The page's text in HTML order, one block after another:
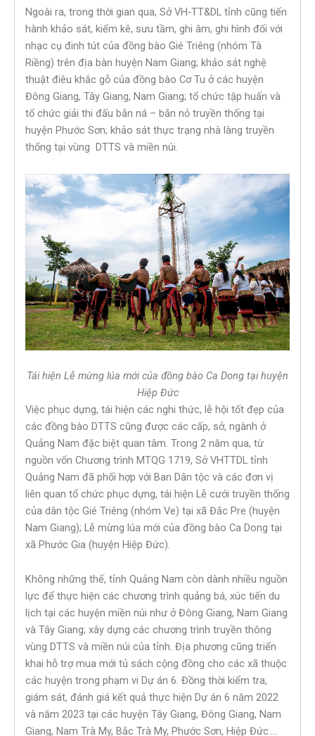
Ngoài ra, trong thời gian qua, Sở VH-TT&DL tỉnh cũng tiến
hành khảo sát, kiểm kê, sưu tầm, ghi âm, ghi hình đối với
nhạc cụ đinh tút của đồng bào Gié Triêng (nhóm Tà
Riềng) trên địa bàn huyện Nam Giang; khảo sát nghệ
thuật điêu khắc gỗ của đồng bào Cơ Tu ở các huyện
Đông Giang, Tây Giang, Nam Giang; tổ chức tập huấn và
tổ chức giải thi đấu bắn ná – bắn nỏ truyền thống tại
huyện Phước Sơn; khảo sát thực trạng nhà làng truyền
thống tại vùng DTTS và miền núi.
Tái hiện Lễ mừng lúa mới của đồng bào Ca Dong tại huyện
Hiệp Đức
Việc phục dựng, tái hiện các nghi thức, lễ hội tốt đẹp của
các đồng bào DTTS cũng được các cấp, sở, ngành ở
Quảng Nam đặc biệt quan tâm. Trong 2 năm qua, từ
nguồn vốn Chương trình MTQG 1719, Sở VHTTDL tỉnh
Quảng Nam đã phối hợp với Ban Dân tộc và các đơn vị
liên quan tổ chức phục dựng, tái hiện Lễ cưới truyền thống
của dân tộc Gié Triêng (nhóm Ve) tại xã Đắc Pre (huyện
Nam Giang); Lễ mừng lúa mới của đồng bào Ca Dong tại
xã Phước Gia (huyện Hiệp Đức).
Không những thế, tỉnh Quảng Nam còn dành nhiều nguồn
lực để thực hiện các chương trình quảng bá, xúc tiến du
lịch tại các huyện miền núi như ở Đông Giang, Nam Giang
và Tây Giang; xây dựng các chương trình truyền thông
vùng DTTS và miền núi của tỉnh. Địa phương cũng triển
khai hỗ trợ mua mới tủ sách cộng đồng cho các xã thuộc
các huyện trong phạm vi Dự án 6. Đồng thời kiểm tra,
giám sát, đánh giá kết quả thực hiện Dự án 6 năm 2022
và năm 2023 tại các huyện Tây Giang, Đông Giang, Nam
Giang, Nam Trà My, Bắc Trà My, Phước Sơn, Hiệp Đức….